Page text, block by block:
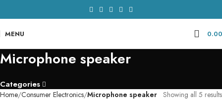
MENU 0.00
Microphone speaker
Categories
Home Consumer Electronics Microphone speaker Showing all 5 results